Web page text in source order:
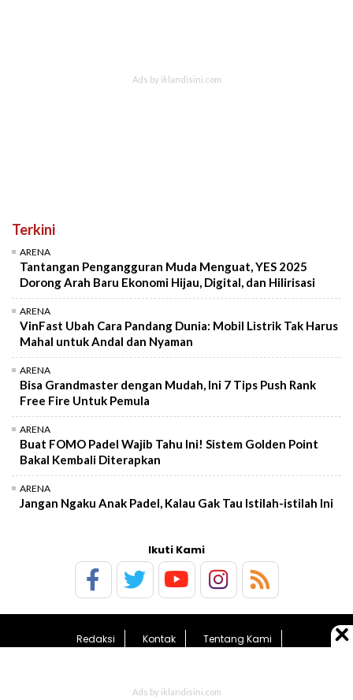
Terkini
ARENA
Tantangan Pengangguran Muda Menguat, YES 2025
Dorong Arah Baru Ekonomi Hijau, Digital, dan Hilirisasi
ARENA
VinFast Ubah Cara Pandang Dunia: Mobil Listrik Tak Harus
Mahal untuk Andal dan Nyaman
ARENA
Bisa Grandmaster dengan Mudah, Ini 7 Tips Push Rank
Free Fire Untuk Pemula
ARENA
Buat FOMO Padel Wajib Tahu Ini! Sistem Golden Point
Bakal Kembali Diterapkan
ARENA
Jangan Ngaku Anak Padel, Kalau Gak Tau Istilah-istilah Ini
Ikuti Kami
Redaksi Kontak
Tentang Kami